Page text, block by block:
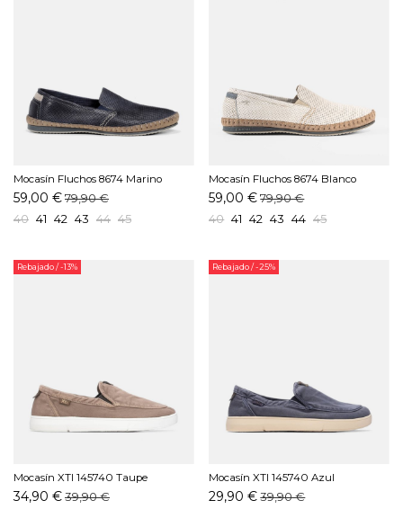
Mocasín Fluchos 8674 Marino
59,00 €79,90 €
40 41 42 43 44 45
Mocasín Fluchos 8674 Blanco
59,00 € 79,90 €
40 41 42 43 44 45
Rebajado/ -13%
Mocasín XTI 145740 Taupe
34,90 €39,90 €
Rebajado/ -25%
Mocasín XTI 145740 Azul
29,90 € 39,90 €